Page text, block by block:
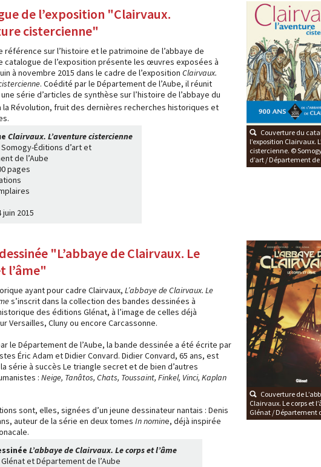
de l’exposition "Clairvaux.
cistercienne"
référence sur l’histoire et le patrimoine de l’abbaye de
catalogue de l’exposition présente les œuvres exposées à
à novembre 2015 dans le cadre de l’expositionClairvaux.
. Coédité par le Département de l’Aube, il réunit
série d’articles de synthèse sur l’histoire de l’abbaye du
la Révolution, fruit des dernières recherches historiques et
Clairvaux. L’aventure cistercienne
Éditions d’art et
de l’Aube
pages
2015
Couverture du
l’exposition Clairvaux.
cistercienne. ©
d’art / Département de
"L’abbaye de Clairvaux. Le
l’âme"
ayant pour cadre Clairvaux,L’abbaye de Clairvaux. Le
s’inscrit dans la collection des bandes dessinées à
des éditions Glénat, à l’image de celles déjà
Versailles, Cluny ou encore Carcassonne.
le Département de l’Aube, la bande dessinée a été écrite par
Éric Adam et Didier Convard. Didier Convard, 65 ans, est
série à succès Le triangle secret et de bien d’autres
: Neige, Tanâtos, Chats, Toussaint, Finkel, Vinci, Kaplan
sont, elles, signées d’un jeune dessinateur nantais : Denis
auteur de la série en deux tomesIn nomine, déjà inspirée
L’abbaye de Clairvaux. Le corps et l’âme
et Département de l’Aube
Couverture de
Clairvaux. Le corps et
Glénat / Département